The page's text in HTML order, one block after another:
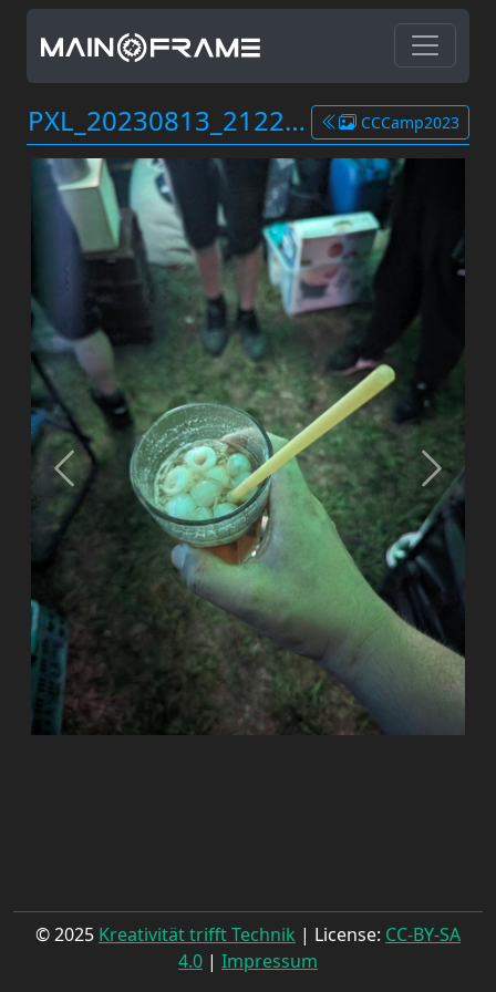
PXL_20230813_212246877.jpg CCCamp2023
© 2025 Kreativität trifft Technik | License: CC-BY-SA
4.0 | Impressum